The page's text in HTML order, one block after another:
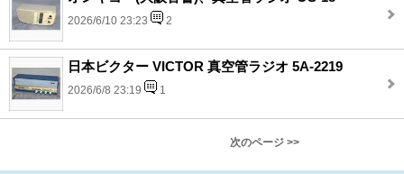
2026/6/10 23:23 2
日本ビクター VICTOR 真空管ラジオ 5A-2219
2026/6/8 23:19 1
次のページ >>